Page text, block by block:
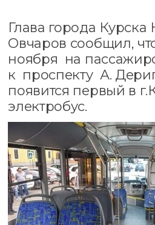
Глава города Курска
Овчаров сообщил,
ноября на
к проспекту А.
появится первый в
электробус.